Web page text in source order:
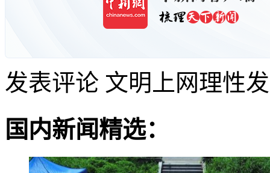
发表评论 文明上网理性
国内新闻精选：